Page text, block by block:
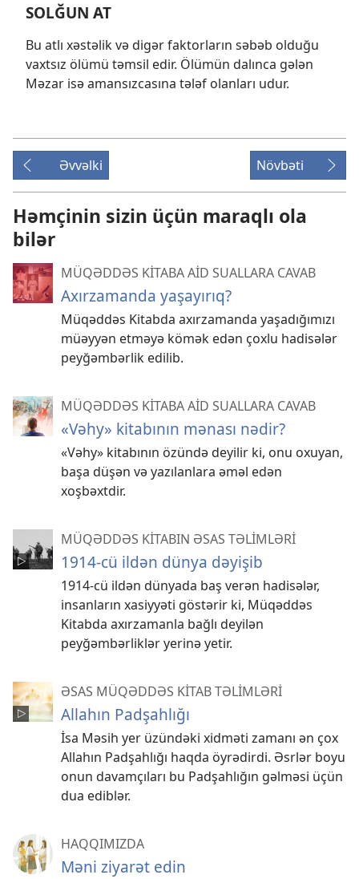
SOLĞUN AT
Bu atlı xəstəlik və digər faktorların səbəb olduğu
vaxtsız ölümü təmsil edir. Ölümün dalınca gələn
Məzar isə amansızcasına tələf olanları udur.
Əvvəlki Növbəti
Həmçinin sizin üçün maraqlı ola
bilər
MÜQƏDDƏS KİTABA AİD SUALLARA CAVAB
Axırzamanda yaşayırıq?
Müqəddəs Kitabda axırzamanda yaşadığımızı
müəyyən etməyə kömək edən çoxlu hadisələr
peyğəmbərlik edilib.
MÜQƏDDƏS KİTABA AİD SUALLARA CAVAB
«Vəhy» kitabının mənası nədir?
«Vəhy» kitabının özündə deyilir ki, onu oxuyan,
başa düşən və yazılanlara əməl edən
xoşbəxtdir.
MÜQƏDDƏS KİTABIN ƏSAS TƏLİMLƏRİ
1914-cü ildən dünya dəyişib
1914-cü ildən dünyada baş verən hadisələr,
insanların xasiyyəti göstərir ki, Müqəddəs
Kitabda axırzamanla bağlı deyilən
peyğəmbərliklər yerinə yetir.
ƏSAS MÜQƏDDƏS KİTAB TƏLİMLƏRİ
Allahın Padşahlığı
İsa Məsih yer üzündəki xidməti zamanı ən çox
Allahın Padşahlığı haqda öyrədirdi. Əsrlər boyu
onun davamçıları bu Padşahlığın gəlməsi üçün
dua ediblər.
HAQQIMIZDA
Məni ziyarət edin